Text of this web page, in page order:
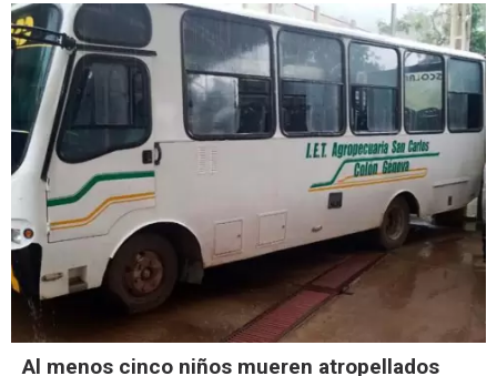
Al menos cinco niños mueren atropellados